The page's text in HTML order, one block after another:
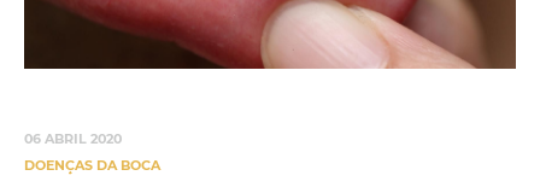
06 ABRIL 2020
DOENÇAS DA BOCA